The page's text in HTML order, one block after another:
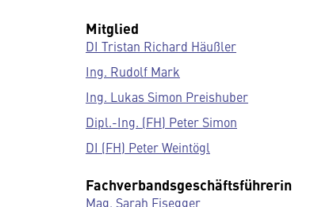
Mitglied
DI Tristan Richard Häußler
Ing. Rudolf Mark
Ing. Lukas Simon Preishuber
Dipl.-Ing. (FH) Peter Simon
DI (FH) Peter Weintögl
Fachverbandsgeschäftsführerin
Mag. Sarah Fisegger